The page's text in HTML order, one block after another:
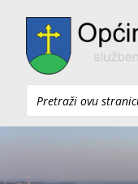
Pretraži